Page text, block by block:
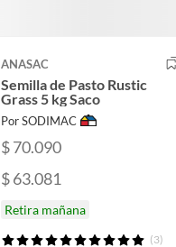
ANASAC
Semilla de Pasto Rustic
Grass 5 kg Saco
Por SODIMAC
$ 70.090
$ 63.081
Retira mañana
(3)